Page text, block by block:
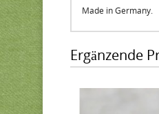
Made in Germany.
Ergänzende